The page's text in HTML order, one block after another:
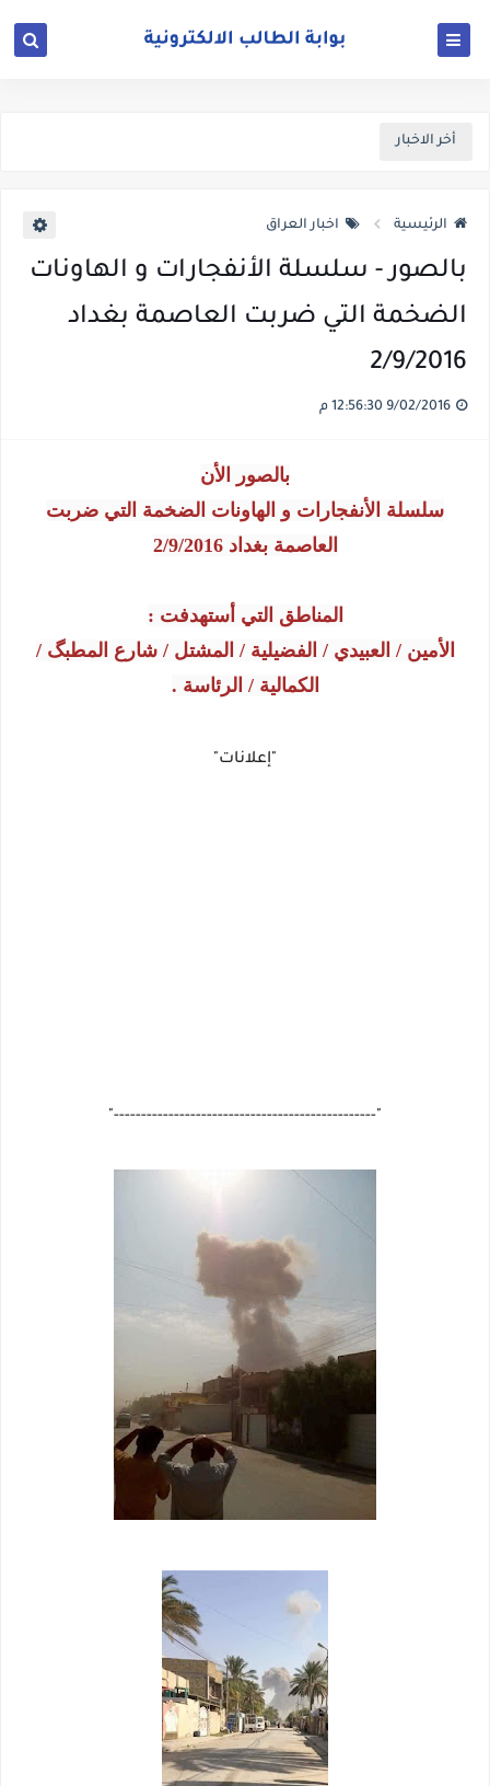
أخر الاخبار
الرئيسية اخبار العراق
بالصور - سلسلة الأنفجارات و الهاونات
الضخمة التي ضربت العاصمة بغداد
2/9/2016
بالصور الأن
سلسلة الأنفجارات و الهاونات الضخمة التي ضربت
العاصمة بغداد 2/9/2016
المناطق التي أستهدفت :
الأمين / العبيدي / الفضيلية / المشتل / شارع المطبگ /
الكمالية / الرئاسة .
"إعلانات"
"------------------------------------------------"